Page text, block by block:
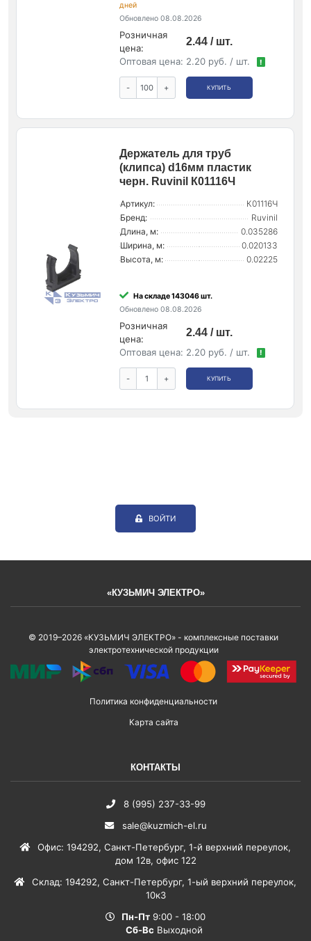
дней
Обновлено 08.08.2026
Розничная
цена:
2.44 / шт.
Оптовая цена: 2.20 руб. / шт. !
- + КУПИТЬ
Держатель для труб
(клипса) d16мм пластик
черн. Ruvinil К01116Ч
Артикул:
К01116Ч
Бренд:
Ruvinil
Длина, м:
0.035286
Ширина, м:
0.020133
Высота, м:
0.02225
На складе 143046 шт.
Обновлено 08.08.2026
Розничная
цена:
2.44 / шт.
Оптовая цена: 2.20 руб. / шт. !
- + КУПИТЬ
ВОЙТИ
«КУЗЬМИЧ ЭЛЕКТРО»
© 2019–2026 «КУЗЬМИЧ ЭЛЕКТРО» - комплексные поставки
электротехнической продукции
Политика конфиденциальности
Карта сайта
КОНТАКТЫ
8 (995) 237-33-99
sale@kuzmich-el.ru
Офис: 194292, Санкт-Петербург, 1-й верхний переулок,
дом 12в, офис 122
Склад: 194292, Санкт-Петербург, 1-ый верхний переулок,
10к3
Пн-Пт 9:00 - 18:00
Сб-Вс Выходной